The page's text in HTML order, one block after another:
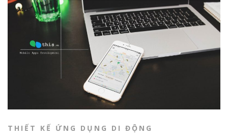
THIẾT KẾ ỨNG DỤNG DI ĐỘNG